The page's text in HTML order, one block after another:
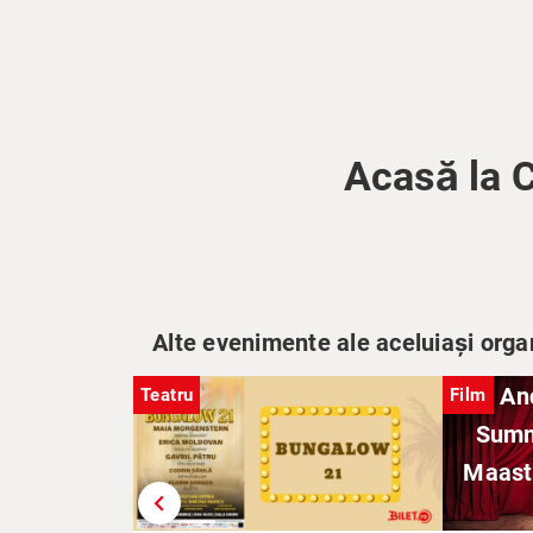
Acasă la
Alte evenimente ale aceluiași
chevron_left
Teatru Film